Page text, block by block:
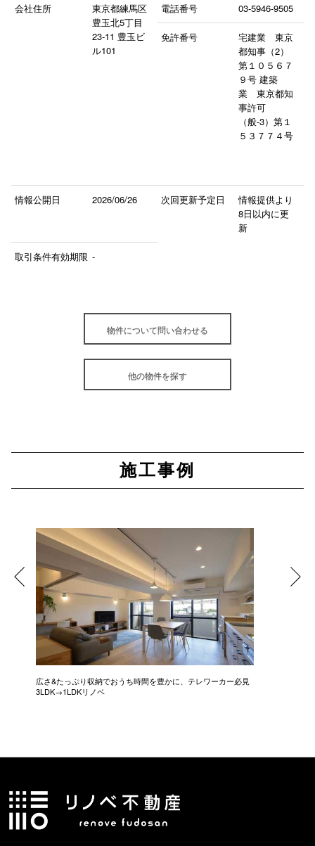
会社住所
東京都練馬区
豊玉北5丁目
23‐11 豊玉ビ
ル101
電話番号 03-5946-9505
免許番号
宅建業 東京
都知事（2）
第１０５６７
９号 建築
業 東京都知
事許可
（般-3）第１
５３７７４号
情報公開日 2026/06/26 次回更新予定日
情報提供より
8日以内に更
新
取引条件有効期限 -
物件について問い合わせる
他の物件を探す
施工事例
広さ&たっぷり収納でおうち時間を豊かに、テレワーカー必見
3LDK→1LDKリノベ